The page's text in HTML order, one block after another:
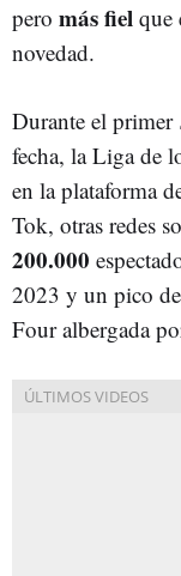
pero más fiel que
novedad.
Durante el primer
fecha, la Liga de
en la plataforma
Tok, otras redes
200.000
2023 y un pico de
Four albergada